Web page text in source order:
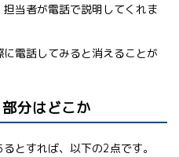
当者が電話で説明してくれま
に電話してみると消えることが
分はどこか
とすれば、以下の2点です。